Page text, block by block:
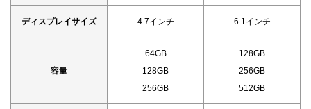
ディスプレイサイズ 4.7インチ 6.1インチ
容量
64GB
128GB
256GB
128GB
256GB
512GB